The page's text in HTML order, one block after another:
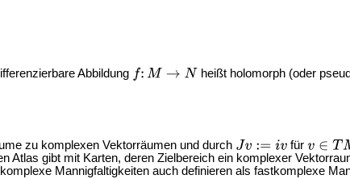
Abbildung
heißt holomorph (oder
zu komplexen Vektorräumen und durch
für
gibt mit Karten, deren Zielbereich ein komplexer
Mannigfaltigkeiten auch definieren als fastkomplexe